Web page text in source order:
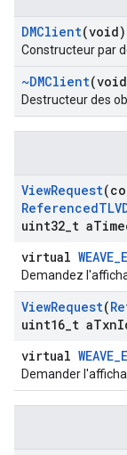
DMClient(void)
Constructeur par
~DMClient
Destructeur des
ViewRequest
Referenced
uint32 t a
virtual
Demandez
ViewRequest(
uint16 t aTxn
virtual
Demander